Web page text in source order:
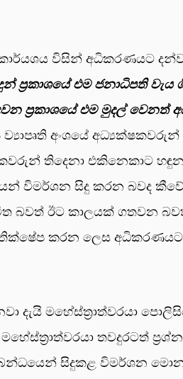
විසින් අධිකරණයට
ප්‍රකාශයේ එම ජනාධිපති
ප්‍රකාශයේ එම මුදල් වෙනත්
අංශයේ
තිදෙනා එකිනෙකාට
විමර්ශන සිදු කරන බවද කීවේ
බවත් ඊට කාලයක් ගතවන
කරන ලෙස අධිකරණයට
දැයි මහේස්ත්‍රාත්වරයා
තවදුරටත්
සිදුකළ විමර්ශන